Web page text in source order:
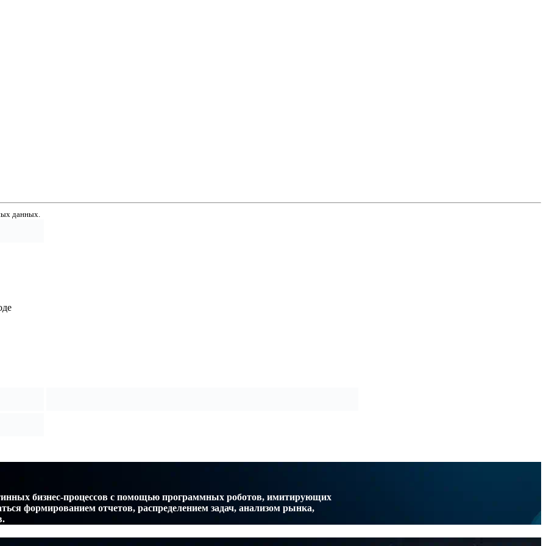
данных.
бизнес-процессов с помощью программных роботов, имитирующих
формированием отчетов, распределением задач, анализом рынка,